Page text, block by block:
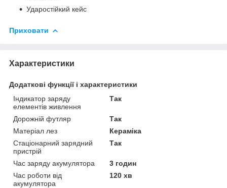
Ударостійкий кейс
Приховати
Характеристики
Додаткові функції і характеристики
Індикатор заряду
елементів живлення
Так
Дорожній футляр
Так
Матеріал лез
Кераміка
Стаціонарний зарядний
пристрій
Так
Час заряду акумулятора
3 годин
Час роботи від
акумулятора
120 хв